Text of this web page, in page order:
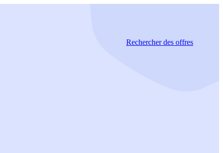
Rechercherdes offres